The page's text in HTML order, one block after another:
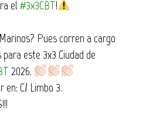
el #3x3CBT!
Pues corren a cargo
este 3x3 Ciudad de
2026.
en: C/ Limbo 3.